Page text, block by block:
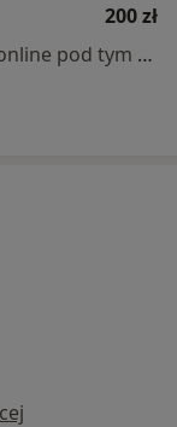
200 zł
Specjalista nie oferuje umawiania online pod tym adresem.